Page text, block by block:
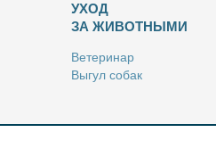
УХОД
ЗА ЖИВОТНЫМИ
Ве­те­ри­нар
Вы­гул со­бак
Стриж­ка жи­вот­ных